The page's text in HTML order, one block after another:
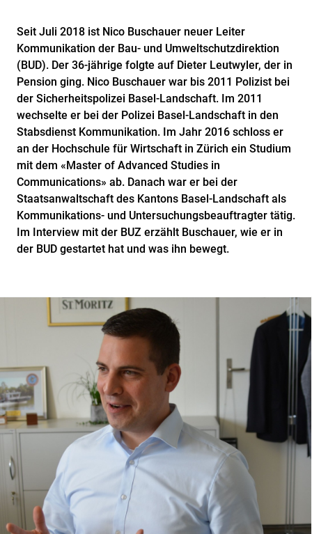
Seit Juli 2018 ist Nico Buschauer neuer Leiter
Kommunikation der Bau- und Umweltschutzdirektion
(BUD). Der 36-jährige folgte auf Dieter Leutwyler, der in
Pension ging. Nico Buschauer war bis 2011 Polizist bei
der Sicherheitspolizei Basel-Landschaft. Im 2011
wechselte er bei der Polizei Basel-Landschaft in den
Stabsdienst Kommunikation. Im Jahr 2016 schloss er
an der Hochschule für Wirtschaft in Zürich ein Studium
mit dem «Master of Advanced Studies in
Communications» ab. Danach war er bei der
Staatsanwaltschaft des Kantons Basel-Landschaft als
Kommunikations- und Untersuchungsbeauftragter tätig.
Im Interview mit der BUZ erzählt Buschauer, wie er in
der BUD gestartet hat und was ihn bewegt.